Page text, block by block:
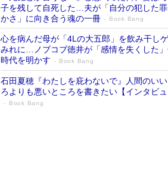
子を残して自死した…夫が「自分の犯した
かさ」に向き合う魂の一冊
Book Bang
心を病んだ母が「4Lの大五郎」を飲み干し
みれに…ノブコブ徳井が「感情を失くした
時代を明かす
Book Bang
石田夏穂『わたしを庇わないで』人間のいい
ろよりも悪いところを書きたい【インタビュ
Book Bang